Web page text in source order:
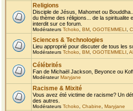
Religions
Disciple de Jésus, Mahomet ou
du thème des réligions... de la
interdit sur ce forum.
Modérateurs Tchoko BM OGOTEMMELI
Sciences & Technologies
Lieu approprié pour discuter de tous les
Modérateurs Tchoko BM OGOTEMMELI
Célébrités
Fan de Michaël Jackson, Beyonce ou
ModérateurMaryjane
Racisme & Mixité
Vous avez été victime de racisme? Un
des autres.
Modérateurs Tchoko Chabine Maryjane